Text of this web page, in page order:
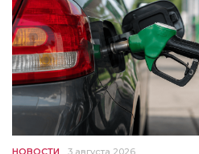
НОВОСТИ 3 августа 2026